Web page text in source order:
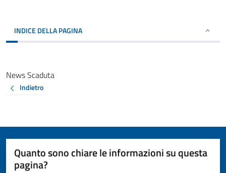
INDICE DELLA PAGINA
News Scaduta
Indietro
Quanto sono chiare le informazioni su questa
pagina?